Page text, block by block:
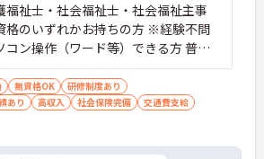
祉士・社会福祉士・社会福祉主事
格のいずれかお持ちの方 ※経験不問
ン操作（ワード等）できる方 普通
運転免許お持ちの方 歓迎
無資格OK
研修制度あり
あり
高収入 社会保険完備
交通費支給